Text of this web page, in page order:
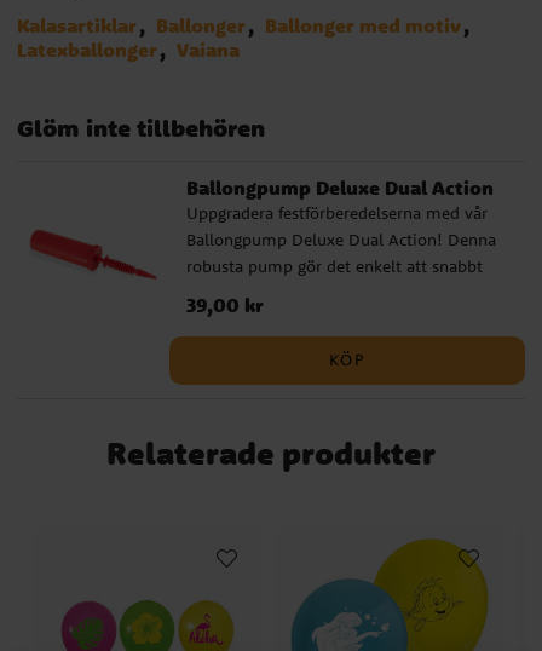
Kalasartiklar Ballonger
Ballonger med motiv
Latexballonger
Vaiana
Glöm inte tillbehören
Ballongpump Deluxe Dual Action
Uppgradera festförberedelserna med vår
Ballongpump Deluxe Dual Action! Denna
robusta pump gör det enkelt att snabbt
blåsa upp många ballonger och den
kommer i olika färger som säljs
osorterade. Oavsett om det är barnkalas,
babyshower eller andra speciella tillfällen,
Pris:39,00 kr
39,00 kr
KÖP
Relaterade produkter